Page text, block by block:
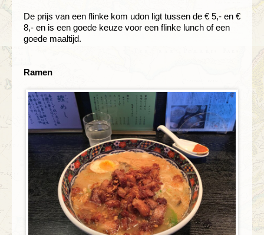
De prijs van een flinke kom udon ligt tussen de € 5,- en €
8,- en is een goede keuze voor een flinke lunch of een
goede maaltijd.
Ramen